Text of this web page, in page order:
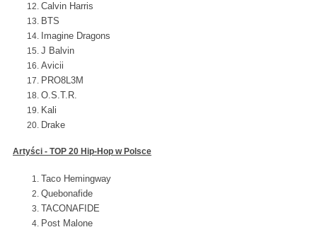
Calvin Harris
BTS
Imagine Dragons
J Balvin
Avicii
PRO8L3M
O.S.T.R.
Kali
Drake
Artyści - TOP 20 Hip-Hop w Polsce
Taco Hemingway
Quebonafide
TACONAFIDE
Post Malone